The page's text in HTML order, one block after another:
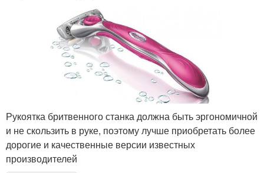
Рукоятка бритвенного станка должна быть эргономичной
и не скользить в руке, поэтому лучше приобретать более
дорогие и качественные версии известных
производителей